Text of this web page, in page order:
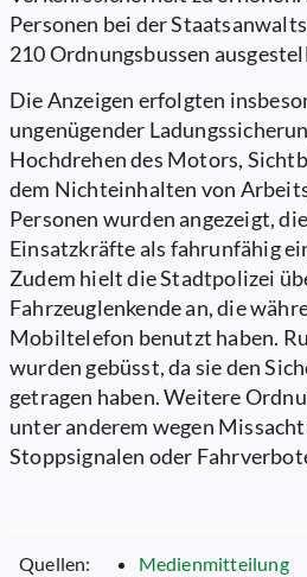
Personen bei der
210 Ordnungsbussen
Die Anzeigen erfolgten
ungenügender
Hochdrehen des Motors,
dem Nichteinhalten von
Personen wurden angezeigt,
Einsatzkräfte als fahrunfähig
Zudem hielt die Stadtpolizei
Fahrzeuglenkende an, die
Mobiltelefon benutzt haben.
wurden gebüsst, da sie den
getragen haben. Weitere
unter anderem wegen
Stoppsignalen oder
Quellen: Medienmitteilung